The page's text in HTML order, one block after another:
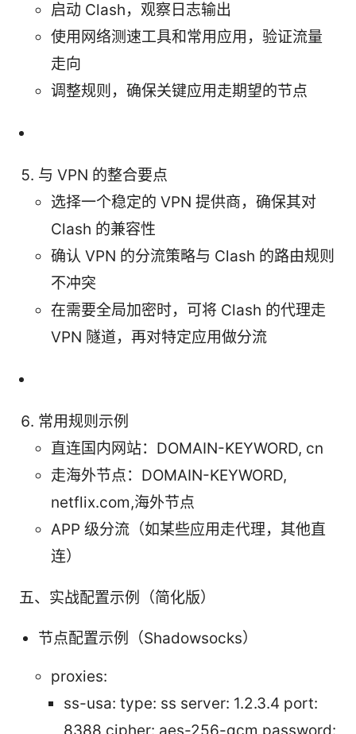
启动 Clash，观察日志输出
使用网络测速工具和常用应用，验证流量
走向
调整规则，确保关键应用走期望的节点
与 VPN 的整合要点
选择一个稳定的 VPN 提供商，确保其对
Clash 的兼容性
确认 VPN 的分流策略与 Clash 的路由规则
不冲突
在需要全局加密时，可将 Clash 的代理走
VPN 隧道，再对特定应用做分流
常用规则示例
直连国内网站：DOMAIN-KEYWORD, cn
走海外节点：DOMAIN-KEYWORD,
netflix.com,海外节点
APP 级分流（如某些应用走代理，其他直
连）
五、实战配置示例（简化版）
节点配置示例（Shadowsocks）
proxies:
ss-usa: type: ss server: 1.2.3.4 port: